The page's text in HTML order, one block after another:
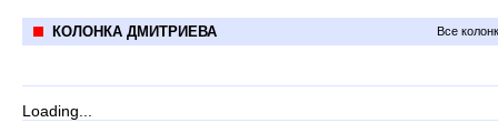
КОЛОНКА ДМИТРИЕВА Все
Loading...